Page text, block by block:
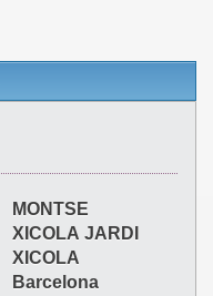
MONTSE
XICOLA JARDI
XICOLA
Barcelona